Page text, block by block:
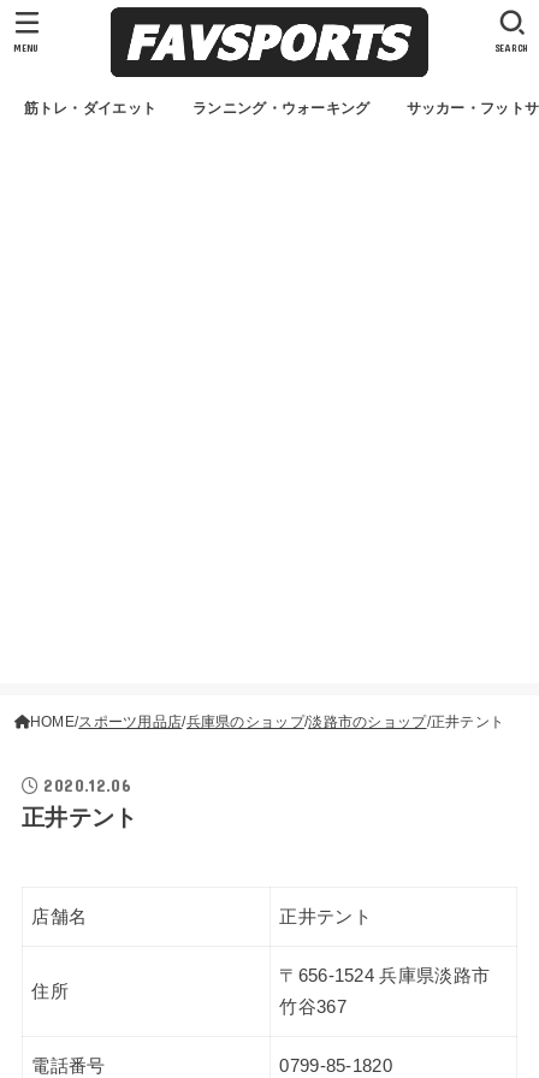
筋トレ・ダイエット ランニング・ウォーキング サッカー・フット
SEARCH
MENU
HOME スポーツ用品店 兵庫県のショップ 淡路市のショップ 正井テント
2020.12.06
正井テント
店舗名 正井テント
住所
〒656-1524 兵庫県淡路市
竹谷367
電話番号 0799-85-1820